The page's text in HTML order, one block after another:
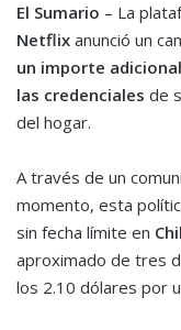
El Sumario – La
Netflix anunció un
un importe adicional
las credenciales de
del hogar.
A través de un
momento, esta
sin fecha límite en
aproximado de tres
los 2.10 dólares por